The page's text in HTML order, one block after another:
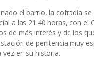
el barrio, la cofradía
a las 21:40 horas, con
de más interés y de los
de penitencia muy
vez en su historia.